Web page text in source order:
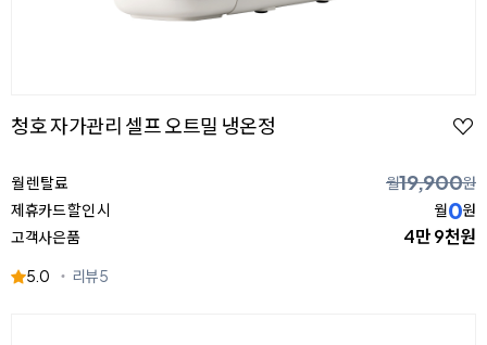
청호 자가관리 셀프 오트밀 냉온정
월 렌탈료 월19,900원
제휴카드 할인 시
월0원
고객사은품
4만 9천원
5.0 리뷰5